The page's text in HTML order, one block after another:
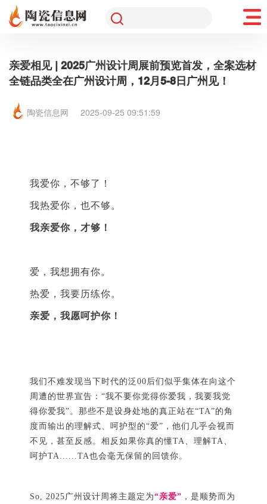
亲爱相见 | 2025广州设计周展前预览首发，全案选材
全链品类全在广州设计周，12月5-8日广州见！
陶瓷信息网 2025-09-25 09:51:59
我爱你，不够了！
我热爱你，也不够。
我亲爱你，才够！
爱，我想拥有你。
热爱，我要历练你。
亲爱，我愿呵护你！
我们不难发现当下时代的泛00后们似乎集体在向这个
周遭的世界宣告：“我不要你觉得你爱我，我要我觉
得你爱我”。那些不是设身处地的真正站在“TA”的角
度而输出的理解式、呵护型的“爱”，他们几乎会视而
不见，甚至反感。相反如果你真的懂TA、理解TA、
呵护TA......TA也会毫无保留的回馈你。
So, 2025广州设计周将主题定为“亲爱” ，是顺势而为